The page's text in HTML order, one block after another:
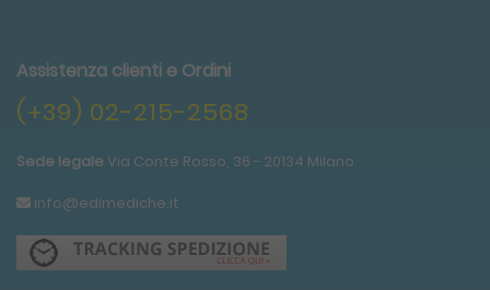
Assistenza clienti e Ordini
(+39) 02-215-2568
Sede legale Via Conte Rosso, 36 - 20134 Milano
info@edimediche.it